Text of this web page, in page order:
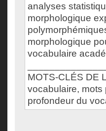
analyses
morphologique
morphologique
vocabulaire
MOTS-CLÉS DE
vocabulaire,
profondeur du